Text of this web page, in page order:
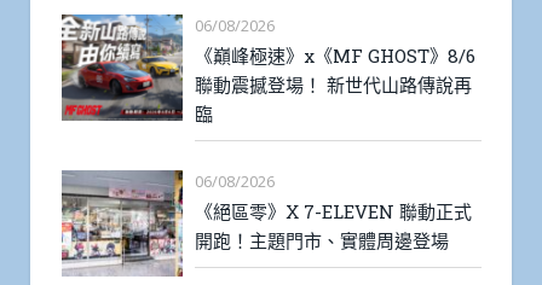
06/08/2026
《巔峰極速》x《MF GHOST》8/6
聯動震撼登場！ 新世代山路傳說再
臨
06/08/2026
《絕區零》X 7-ELEVEN 聯動正式
開跑！主題門市、實體周邊登場